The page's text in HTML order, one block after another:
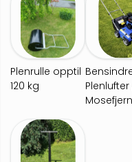
Plenrulle opptil
120 kg